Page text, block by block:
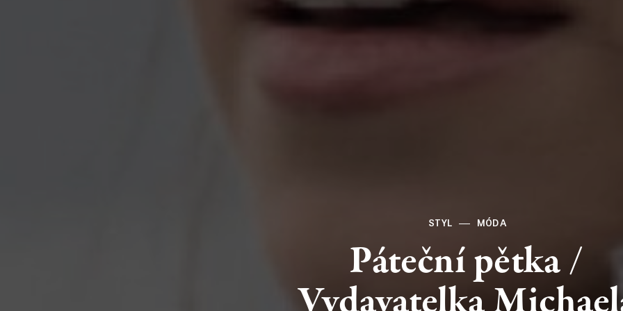
STYL MÓDA
Pátečnípětka/